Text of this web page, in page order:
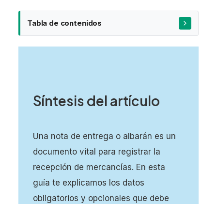
Tabla de contenidos
1 – Lugar, fecha de emisión y número de
documento
2 – Datos del emisor y del receptor
3 – Lugar y fecha de entrega
4 – Descripción del producto y cantidad
Síntesis del artículo
Una nota de entrega o albarán es un
documento vital para registrar la
recepción de mercancías. En esta
guía te explicamos los datos
obligatorios y opcionales que debe